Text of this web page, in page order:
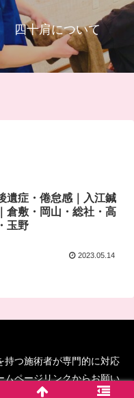
四十肩について
遺症・倦怠感｜入江鍼
倉敷・岡山・総社・高
玉野
2023.05.14
持つ施術者が専門的に対応
ムページリンクからお願い